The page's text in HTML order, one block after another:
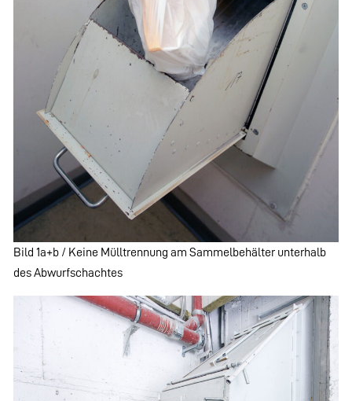
Bild 1a+b / Keine Mülltrennung am Sammelbehälter unterhalb
des Abwurfschachtes